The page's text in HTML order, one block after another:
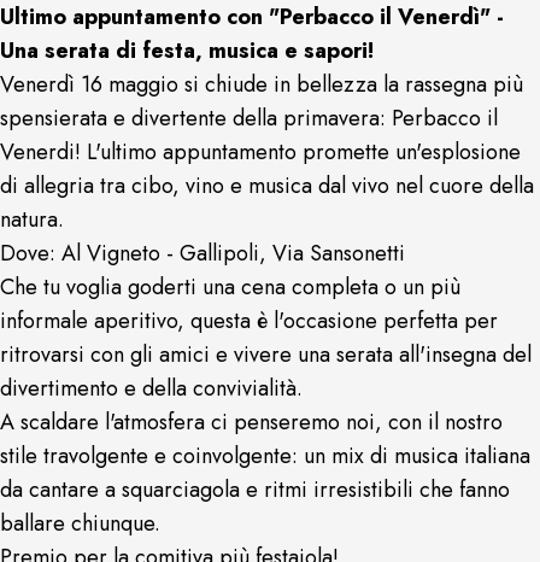
Ultimo appuntamento con "Perbacco il Venerdì" -
Una serata di festa, musica e sapori!
Venerdì 16 maggio si chiude in bellezza la rassegna più
spensierata e divertente della primavera: Perbacco il
Venerdi! L'ultimo appuntamento promette un'esplosione
di allegria tra cibo, vino e musica dal vivo nel cuore della
natura.
Dove: Al Vigneto - Gallipoli, Via Sansonetti
Che tu voglia goderti una cena completa o un più
informale aperitivo, questa è l'occasione perfetta per
ritrovarsi con gli amici e vivere una serata all'insegna del
divertimento e della convivialità.
A scaldare l'atmosfera ci penseremo noi, con il nostro
stile travolgente e coinvolgente: un mix di musica italiana
da cantare a squarciagola e ritmi irresistibili che fanno
ballare chiunque.